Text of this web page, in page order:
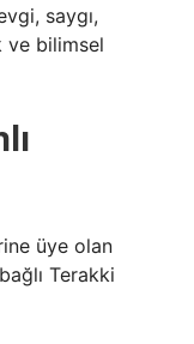
saygı,
ve bilimsel
üye olan
Terakki